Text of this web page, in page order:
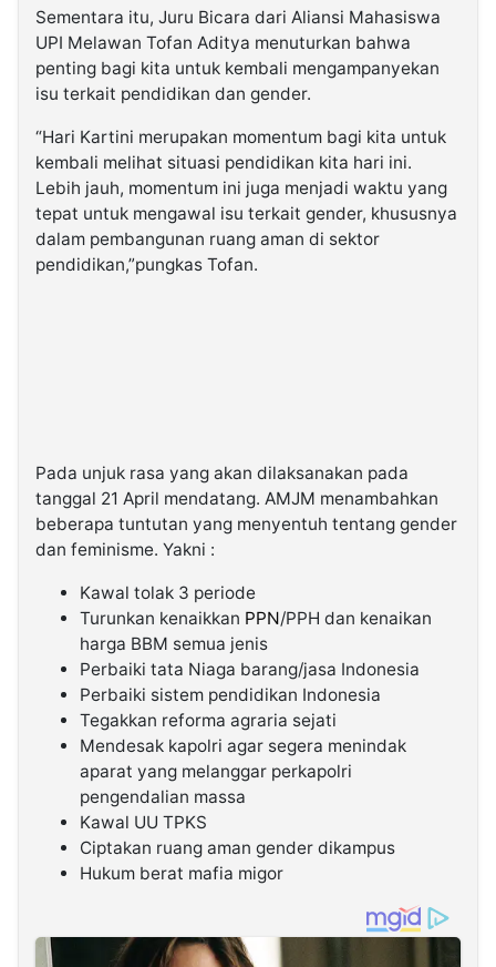
Sementara itu, Juru Bicara dari Aliansi Mahasiswa
UPI Melawan Tofan Aditya menuturkan bahwa
penting bagi kita untuk kembali mengampanyekan
isu terkait pendidikan dan gender.
“Hari Kartini merupakan momentum bagi kita untuk
kembali melihat situasi pendidikan kita hari ini.
Lebih jauh, momentum ini juga menjadi waktu yang
tepat untuk mengawal isu terkait gender, khususnya
dalam pembangunan ruang aman di sektor
pendidikan,”pungkas Tofan.
Pada unjuk rasa yang akan dilaksanakan pada
tanggal 21 April mendatang. AMJM menambahkan
beberapa tuntutan yang menyentuh tentang gender
dan feminisme. Yakni :
Kawal tolak 3 periode
Turunkan kenaikkan PPN/PPH dan kenaikan
harga BBM semua jenis
Perbaiki tata Niaga barang/jasa Indonesia
Perbaiki sistem pendidikan Indonesia
Tegakkan reforma agraria sejati
Mendesak kapolri agar segera menindak
aparat yang melanggar perkapolri
pengendalian massa
Kawal UU TPKS
Ciptakan ruang aman gender dikampus
Hukum berat mafia migor